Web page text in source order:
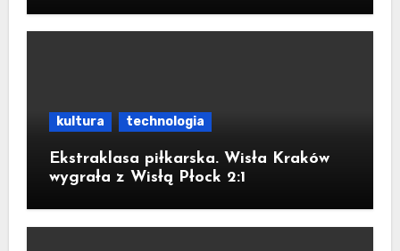
kultura technologia
Ekstraklasa piłkarska. Wisła Kraków
wygrała z Wisłą Płock 2:1